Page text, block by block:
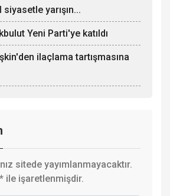
siyasetle yarışın...
Yeni Parti'ye katıldı
ilaçlama tartışmasına
sitede yayımlanmayacaktır.
* ile işaretlenmişdir.